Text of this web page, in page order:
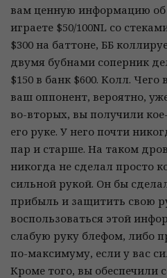
вам ценную информацию об
играете $50/100NL со
$300 на баттоне, ББ
двумя бубнами соперник
$150 в банк $600. Колл.
ваш оппонент, вероятно,
во-вторых, вы получили
его руке. У него почти
пар и старше. На таком
никогда не сделал просто
сильной рукой. Он бы
прибыль и защитить свою
воспользоваться этой
слабую руку блефом, либо
по-максимуму, если у вас
Кроме того, вы обеспечили